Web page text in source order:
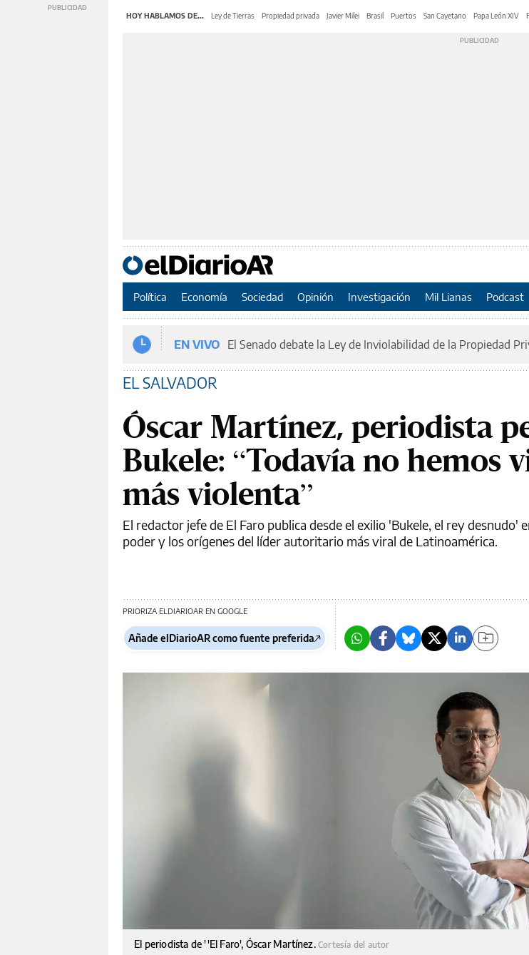
HOY HABLAMOS DE... Ley de Tierras Propiedad privada Javier Milei Brasil Puertos San Cayetano Papa León XIV
Política Economía Sociedad Opinión Investigación Mil Lianas Podcast
EN VIVO El Senado debate la Ley de Inviolabilidad de la Propiedad
EL SALVADOR
Óscar Martínez, periodista
Bukele: “Todavía no hemos
más violenta”
El redactor jefe de El Faro publica desde el exilio 'Bukele, el rey desnudo'
poder y los orígenes del líder autoritario más viral de Latinoamérica.
PRIORIZA ELDIARIOAR EN GOOGLE
Añade elDiarioAR como fuente preferida
El periodista de ''El Faro', Óscar Martínez. Cortesía del autor